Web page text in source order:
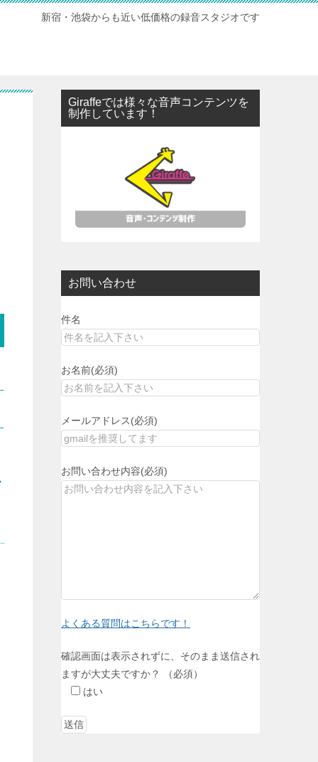
新宿・池袋からも近い低価格の録音スタジオです
Giraffeでは様々な音声コンテンツを
制作しています！
お問い合わせ
件名
お名前(必須)
メールアドレス(必須)
お問い合わせ内容(必須)
よくある質問はこちらです！
確認画面は表示されずに、そのまま送信され
ますが大丈夫ですか？
（必須）
はい